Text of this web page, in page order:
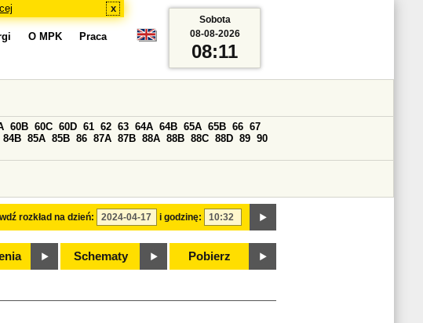
x
O MPK Praca
rozkład na dzień: i godzinę:
60B 60C 60D 61 62 63 64A 64B 65A 65B 66 67
84B 85A 85B 86 87A 87B 88A 88B 88C 88D 89 90
Schematy Pobierz
Sobota
08-08-2026
08:11